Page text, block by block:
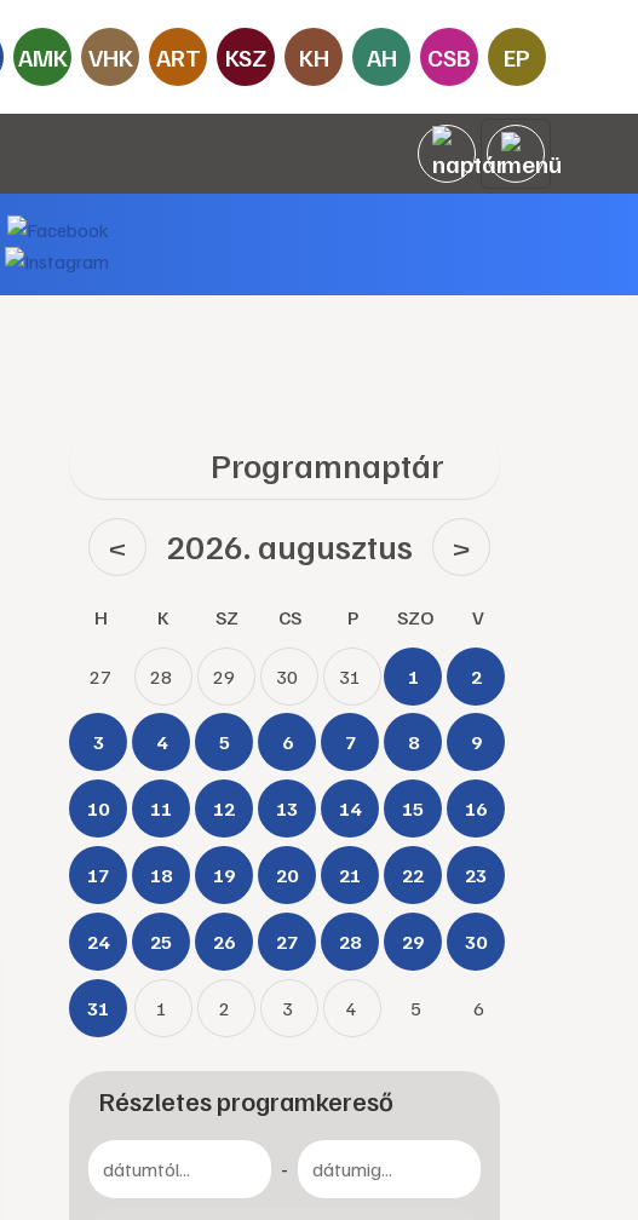
AMK VHK ART KSZ KH AH CSB EP
Programnaptár
< 2026. augusztus >
H K SZ CS P SZO V
27 28 29 30 31 1 2
3 4 5 6 7 8 9
10 11 12 13 14 15 16
17 18 19 20 21 22 23
24 25 26 27 28 29 30
31 1 2 3 4 5 6
Részletes programkereső
-